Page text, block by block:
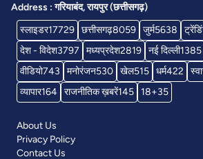
Address : गरियाबंद, रायपुर (छत्तीसगढ़)
स्लाइडर17729 छत्तीसगढ़8059 जुर्म5638
देश - विदेश3797 मध्यप्रदेश2819 नई दिल्ली1385
वीडियो743 मनोरंजन530 खेल515 धर्म422
व्यापार164 राजनीतिक ख़बरें145 18+35
About Us
Privacy Policy
Contact Us